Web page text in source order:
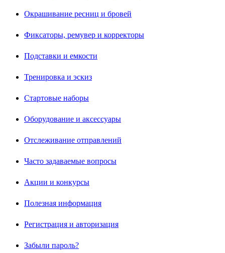
Окрашивание ресниц и бровей
Фиксаторы, ремувер и корректоры
Подставки и емкости
Тренировка и эскиз
Стартовые наборы
Оборудование и аксессуары
Отслеживание отправлений
Часто задаваемые вопросы
Акции и конкурсы
Полезная информация
Регистрация и авторизация
Забыли пароль?